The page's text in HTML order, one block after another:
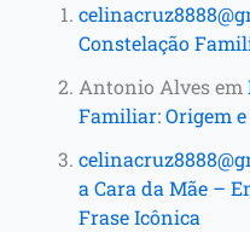
Constelação
Antonio Alvesem
Familiar: Origem
a Cara da Mãe –
Frase Icônica